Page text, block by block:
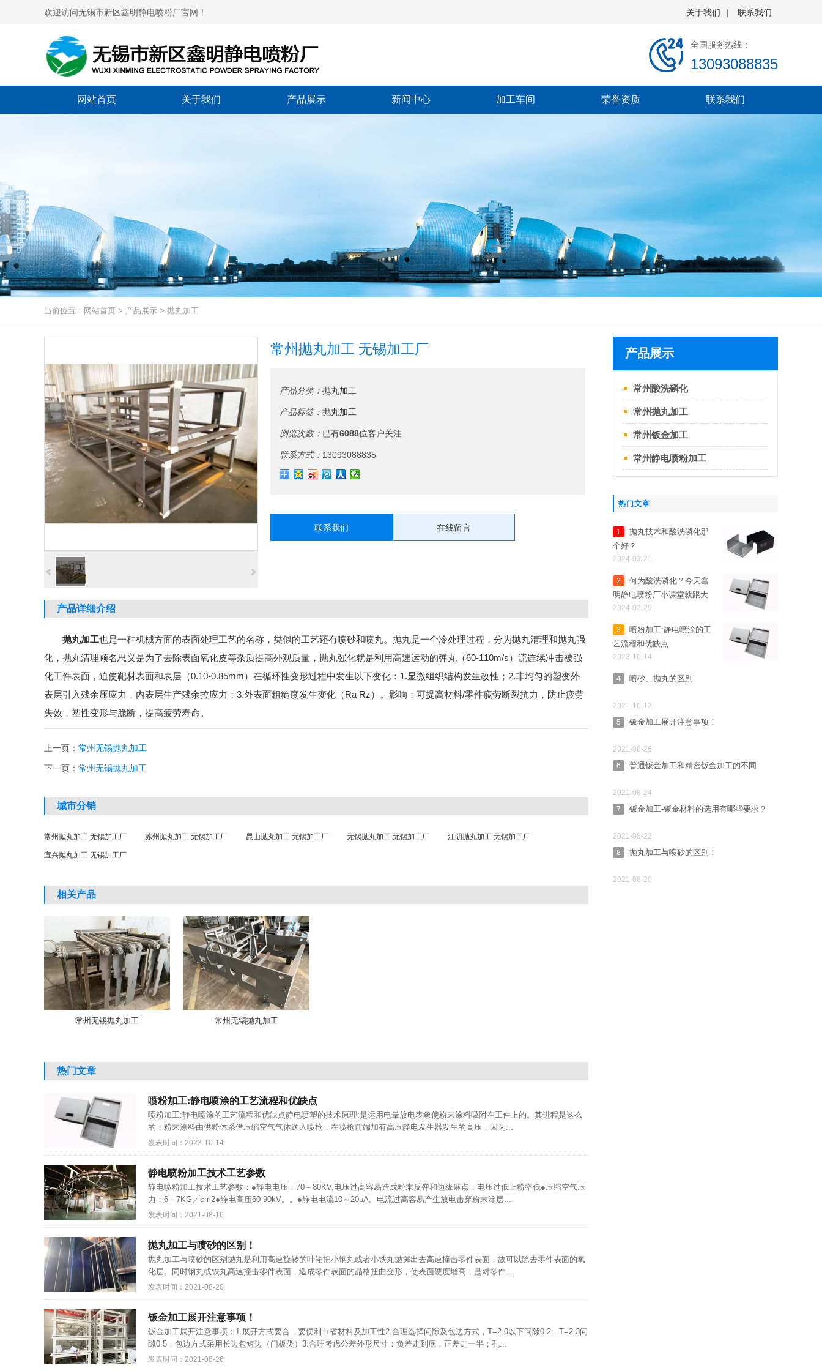
关于我们 | 联系我们
欢迎访问无锡市新区鑫明静电喷粉厂官网！
全国服务热线：
13093088835
网站首页 关于我们 产品展示 新闻中心 加工车间 荣誉资质 联系我们
当前位置： 网站首页 > 产品展示 > 抛丸加工
常州抛丸加工 无锡加工厂
产品分类： 抛丸加工
产品标签： 抛丸加工
浏览次数： 已有6088位客户关注
联系方式： 13093088835
联系我们 在线留言
产品详细介绍
抛丸加工也是一种机械方面的表面处理工艺的名称，类似的工艺还有喷砂和喷丸。抛丸是一个冷处理过程，分为抛丸清理和抛丸强
化，抛丸清理顾名思义是为了去除表面氧化皮等杂质提高外观质量，抛丸强化就是利用高速运动的弹丸（60-110m/s）流连续冲击被强
化工件表面，迫使靶材表面和表层（0.10-0.85mm）在循环性变形过程中发生以下变化：1.显微组织结构发生改性；2.非均匀的塑变外
表层引入残余压应力，内表层生产残余拉应力；3.外表面粗糙度发生变化（Ra Rz）。影响：可提高材料/零件疲劳断裂抗力，防止疲劳
失效，塑性变形与脆断，提高疲劳寿命。
上一页： 常州无锡抛丸加工
下一页： 常州无锡抛丸加工
城市分销
常州抛丸加工 无锡加工厂 苏州抛丸加工 无锡加工厂 昆山抛丸加工 无锡加工厂 无锡抛丸加工 无锡加工厂 江阴抛丸加工 无锡加工厂
宜兴抛丸加工 无锡加工厂
相关产品
常州无锡抛丸加工 常州无锡抛丸加工
热门文章
喷粉加工:静电喷涂的工艺流程和优缺点
喷粉加工:静电喷涂的工艺流程和优缺点静电喷塑的技术原理:是运用电晕放电表象使粉末涂料吸附在工件上的。其进程是这么
的：粉末涂料由供粉体系借压缩空气气体送入喷枪，在喷枪前端加有高压静电发生器发生的高压，因为...
发表时间：2023-10-14
静电喷粉加工技术工艺参数
静电喷粉加工技术工艺参数：●静电电压：70－80KV,电压过高容易造成粉末反弹和边缘麻点；电压过低上粉率低●压缩空气压
力：6－7KG／cm2●静电高压60-90kV。。●静电电流10～20μA。电流过高容易产生放电击穿粉末涂层...
发表时间：2021-08-16
抛丸加工与喷砂的区别！
抛丸加工与喷砂的区别抛丸是利用高速旋转的叶轮把小钢丸或者小铁丸抛掷出去高速撞击零件表面，故可以除去零件表面的氧
化层。同时钢丸或铁丸高速撞击零件表面，造成零件表面的晶格扭曲变形，使表面硬度增高，是对零件...
发表时间：2021-08-20
钣金加工展开注意事项！
钣金加工展开注意事项：1.展开方式要合，要便利节省材料及加工性2.合理选择问隙及包边方式，T=2.0以下问隙0.2，T=2-3问
隙0.5，包边方式采用长边包短边（门板类）3.合理考虑公差外形尺寸：负差走到底，正差走一半；孔...
发表时间：2021-08-26
产品展示
常州酸洗磷化
常州抛丸加工
常州钣金加工
常州静电喷粉加工
热门文章
1
抛丸技术和酸洗磷化那
个好？
2024-03-21
2
何为酸洗磷化？今天鑫
明静电喷粉厂小课堂就跟大
家讲讲。
2024-02-29
3
喷粉加工:静电喷涂的工
艺流程和优缺点
2023-10-14
4 喷砂、抛丸的区别
2021-10-12
5
钣金加工展开注意事项！
2021-08-26
6
普通钣金加工和精密钣金加工的不同
2021-08-24
7
钣金加工-钣金材料的选用有哪些要求？
2021-08-22
8
抛丸加工与喷砂的区别！
2021-08-20